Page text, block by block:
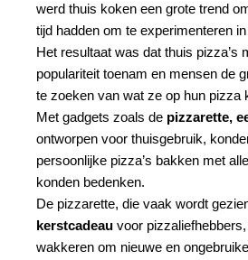
werd thuis koken een grote trend
tijd hadden om te experimenteren
Het resultaat was dat thuis pizza’s
populariteit toenam en mensen de
te zoeken van wat ze op hun pizza
Met gadgets zoals de pizzarette,
ontworpen voor thuisgebruik,
persoonlijke pizza’s bakken met
konden bedenken.
De pizzarette, die vaak wordt
kerstcadeau voor
wakkeren om nieuwe en